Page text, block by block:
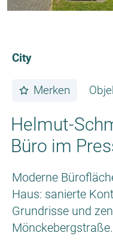
City
Merken
Helmut-
Büro im
Moderne
Haus: sanierte
Grundrisse und
Mönckebergstraße.